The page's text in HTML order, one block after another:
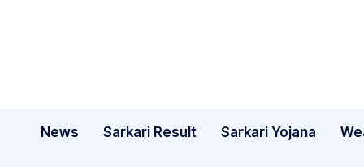
News Sarkari Result Sarkari Yojana